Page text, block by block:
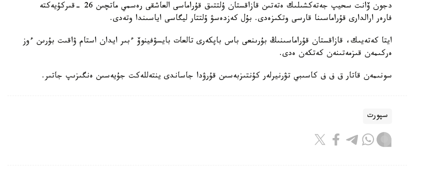
دجون ۆانت سحيپ جەتەكشىلىك ەتەتىن قازاقستان ۇلتتىق قۇراماسى العاشقى رەسمي ماتچىن 26 -قىركۇيەكتە
فارەر ارالدارى قۇراماسىنا قارسى وتكىزەدى. بۇل كەزدەسۋ ۇلتتار ليگاسى اياسىندا وتەدى.
ايتا كەتەيىك، قازاقستان قۇراماسىنىڭ بۇرىنعى باس باپكەرى تالعات بايسۋفينوۆ ءبىر ايدان استام ۋاقىت بۇرىن ءوز
ەركىمەن قىزمەتىنەن كەتكەن ەدى.
سونىمەن قاتار ق ف ف كاسىبي تۋرنيرلەر كۇنتىزبەسىن قۇرۋدا جاساندى ينتەللەكت جۇيەسىن ەنگىزىپ جاتىر.
سپورت